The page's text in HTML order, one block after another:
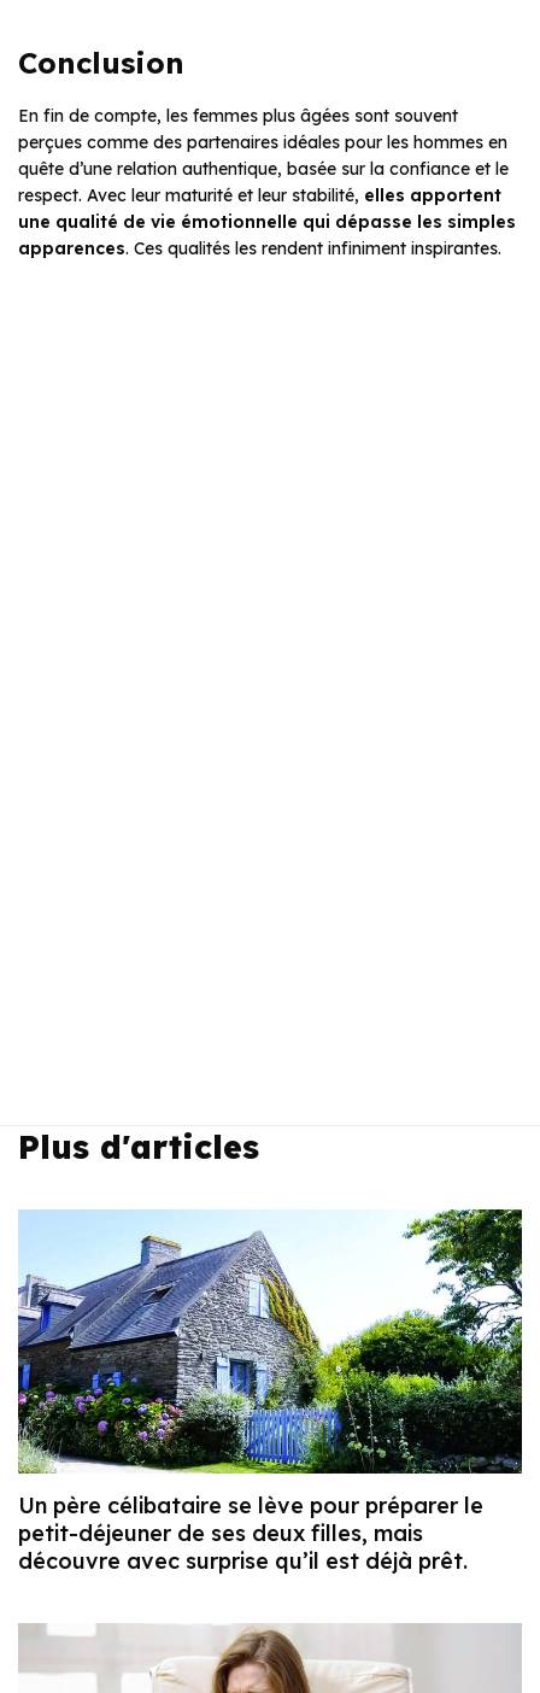
Conclusion
En fin de compte, les femmes plus âgées sont souvent
perçues comme des partenaires idéales pour les hommes en
quête d’une relation authentique, basée sur la confiance et le
respect. Avec leur maturité et leur stabilité, elles apportent
une qualité de vie émotionnelle qui dépasse les simples
apparences. Ces qualités les rendent infiniment inspirantes.
Plus d'articles
Un père célibataire se lève pour préparer le
petit-déjeuner de ses deux filles, mais
découvre avec surprise qu’il est déjà prêt.